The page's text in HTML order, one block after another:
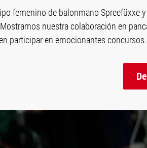
femenino de balonmano Spreefüxxe
nuestra colaboración en
participar en emocionantes concursos.